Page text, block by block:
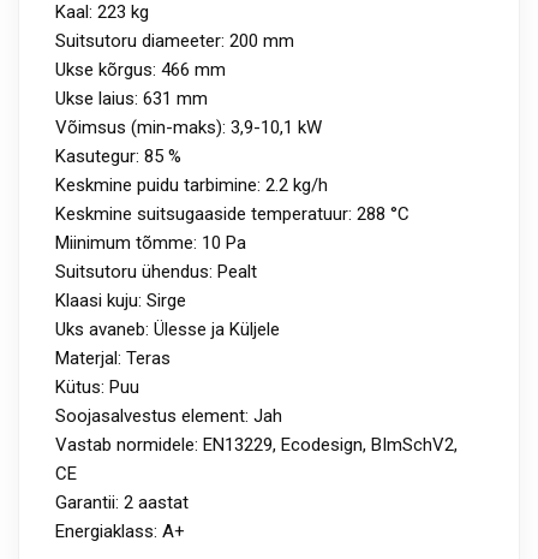
Kaal: 223 kg
Suitsutoru diameeter: 200 mm
Ukse kõrgus: 466 mm
Ukse laius: 631 mm
Võimsus (min-maks): 3,9-10,1 kW
Kasutegur: 85 %
Keskmine puidu tarbimine: 2.2 kg/h
Keskmine suitsugaaside temperatuur: 288 °C
Miinimum tõmme: 10 Pa
Suitsutoru ühendus: Pealt
Klaasi kuju: Sirge
Uks avaneb: Ülesse ja Küljele
Materjal: Teras
Kütus: Puu
Soojasalvestus element: Jah
Vastab normidele: EN13229, Ecodesign, BImSchV2,
CE
Garantii: 2 aastat
Energiaklass: A+